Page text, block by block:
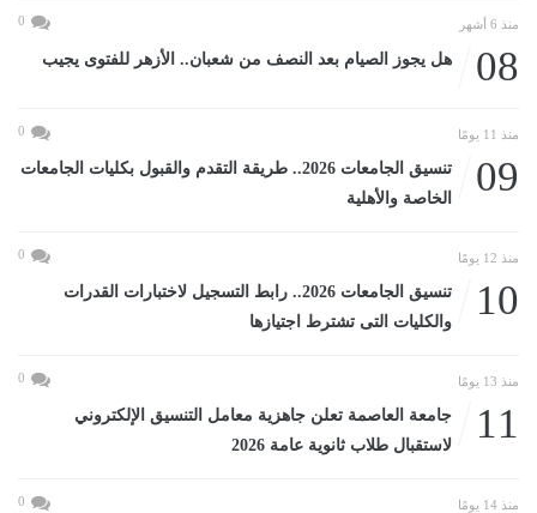
منذ 6 أشهر 0
08 هل يجوز الصيام بعد النصف من شعبان.. الأزهر للفتوى يجيب
منذ 11 يومًا 0
09
تنسيق الجامعات 2026.. طريقة التقدم والقبول بكليات الجامعات
الخاصة والأهلية
منذ 12 يومًا 0
10
تنسيق الجامعات 2026.. رابط التسجيل لاختبارات القدرات
والكليات التى تشترط اجتيازها
منذ 13 يومًا 0
11
جامعة العاصمة تعلن جاهزية معامل التنسيق الإلكتروني
لاستقبال طلاب ثانوية عامة 2026
منذ 14 يومًا 0